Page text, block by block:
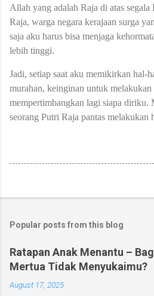
Allah yang adalah Raja di atas
Raja, warga negara kerajaan surga
saja aku harus bisa menjaga
lebih tinggi.
Jadi, setiap saat aku memikirkan hal-
murahan, keinginan untuk
mempertimbangkan lagi siapa diriku.
seorang Putri Raja pantas melakukan
Popular posts from this blog
Ratapan Anak Menantu –
Mertua Tidak Menyukaimu?
August 17, 2025